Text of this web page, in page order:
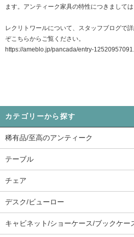
ます。アンティーク家具の特性につきまして
レクリトワールについて、スタッフブログで
ぞこちらからご覧ください。
https://ameblo.jp/pancada/entry-
カテゴリーから探す
稀有品/至高のアンティーク
テーブル
チェア
デスク/ビューロー
キャビネット/ショーケース/ブックケー